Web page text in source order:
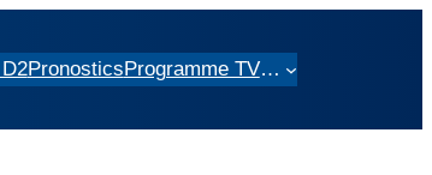
PronosticsProgramme TV…